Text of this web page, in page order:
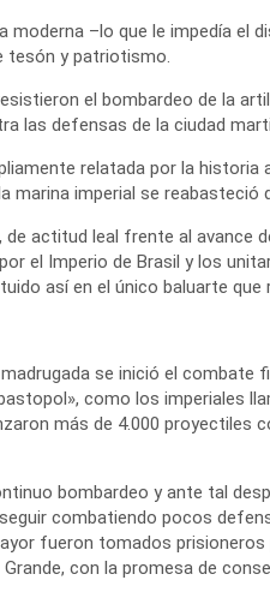
moderna –lo que le impedía el
tesón y patriotismo.
el bombardeo de la
las defensas de la ciudad
relatada por la
marina imperial se reabasteció
de actitud leal frente al
el Imperio de Brasil y los
así en el único baluarte que
se inició el
como los imperiales
más de 4.000 proyectiles
bombardeo y ante tal
combatiendo pocos
fueron tomados prisioneros
con la promesa de